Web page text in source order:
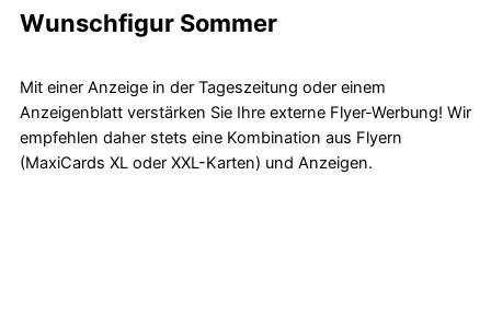
Wunschfigur Sommer
Mit einer Anzeige in der Tageszeitung oder einem
Anzeigenblatt verstärken Sie Ihre externe Flyer-Werbung! Wir
empfehlen daher stets eine Kombination aus Flyern
(MaxiCards XL oder XXL-Karten) und Anzeigen.